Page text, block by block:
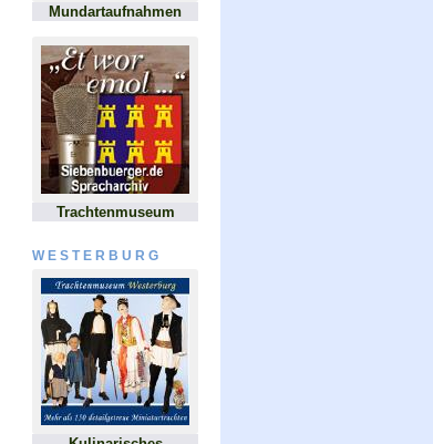
Mundartaufnahmen
Trachtenmuseum
WESTERBURG